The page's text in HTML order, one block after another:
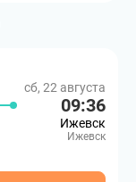
сб, 22 августа
09:36
Ижевск
Ижевск